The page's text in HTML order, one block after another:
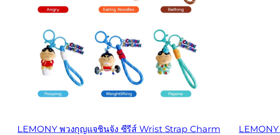
LEMONY พวงกุญแจชินจัง ซีรีส์ Wrist Strap Charm